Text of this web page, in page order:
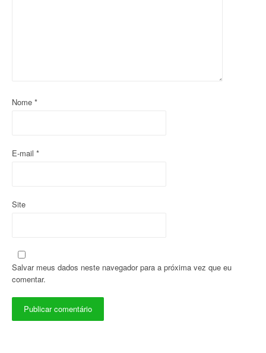
s
Nome *
E-mail *
Site
Salvar meus dados neste navegador para a próxima vez que eu
comentar.